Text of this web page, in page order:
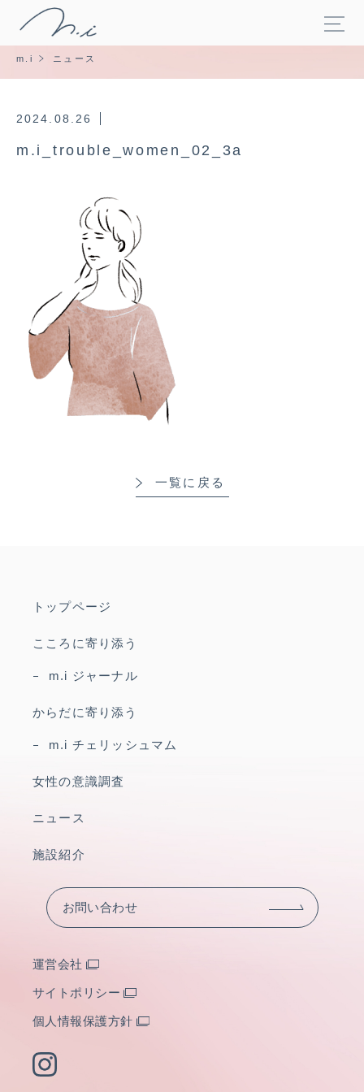
m.i ニュース
2024.08.26
m.i_trouble_women_02_3a
一覧に戻る
トップページ
こころに寄り添う
m.i ジャーナル
からだに寄り添う
m.i チェリッシュマム
女性の意識調査
ニュース
施設紹介
お問い合わせ
運営会社
サイトポリシー
個人情報保護方針